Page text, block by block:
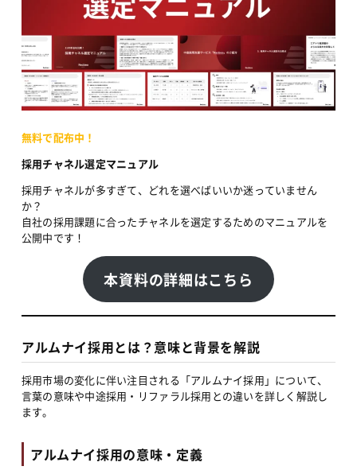
無料で配布中！
採用チャネル選定マニュアル
採用チャネルが多すぎて、どれを選べばいいか迷っていません
か？
自社の採用課題に合ったチャネルを選定するためのマニュアルを
公開中です！
本資料の詳細はこちら
アルムナイ採用とは？意味と背景を解説
採用市場の変化に伴い注目される「アルムナイ採用」について、
言葉の意味や中途採用・リファラル採用との違いを詳しく解説し
ます。
アルムナイ採用の意味・定義